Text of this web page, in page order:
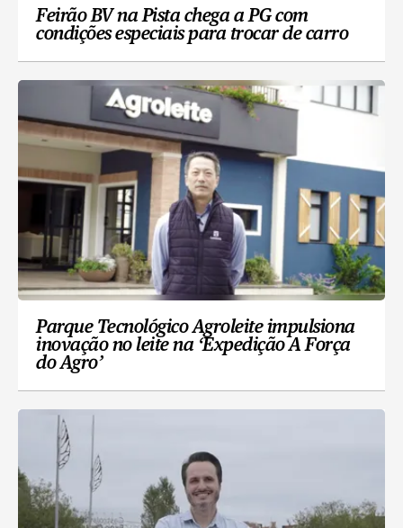
Feirão BV na Pista chega a PG com
condições especiais para trocar de carro
Parque Tecnológico Agroleite impulsiona
inovação no leite na ‘Expedição A Força
do Agro’